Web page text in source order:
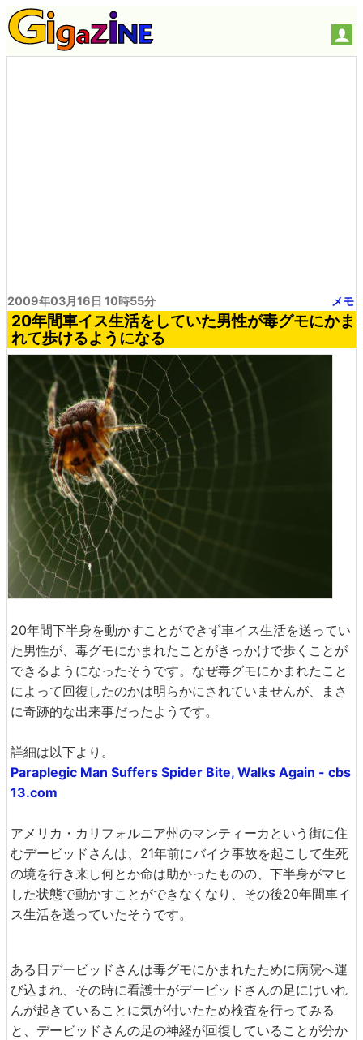
2009年03月16日 10時55分 メモ
20年間車イス生活をしていた男性が毒グモにかま
れて歩けるようになる
20年間下半身を動かすことができず車イス生活を送ってい
た男性が、毒グモにかまれたことがきっかけで歩くことが
できるようになったそうです。なぜ毒グモにかまれたこと
によって回復したのかは明らかにされていませんが、まさ
に奇跡的な出来事だったようです。
詳細は以下より。
Paraplegic Man Suffers Spider Bite, Walks Again - cbs
13.com
アメリカ・カリフォルニア州のマンティーカという街に住
むデービッドさんは、21年前にバイク事故を起こして生死
の境を行き来し何とか命は助かったものの、下半身がマヒ
した状態で動かすことができなくなり、その後20年間車イ
ス生活を送っていたそうです。
ある日デービッドさんは毒グモにかまれたために病院へ運
び込まれ、その時に看護士がデービッドさんの足にけいれ
んが起きていることに気が付いたため検査を行ってみる
と、デービッドさんの足の神経が回復していることが分か